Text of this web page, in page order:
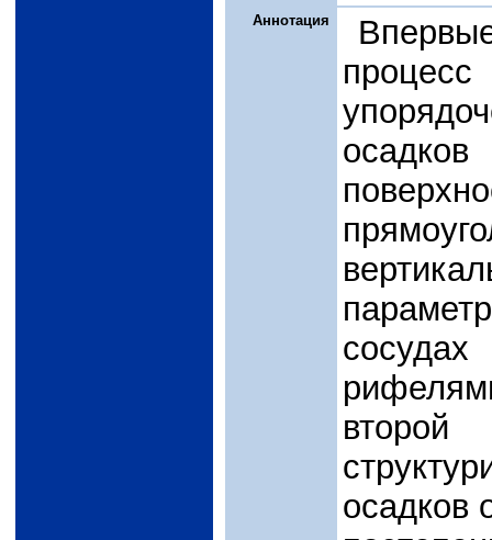
Аннотация
второй
осадков